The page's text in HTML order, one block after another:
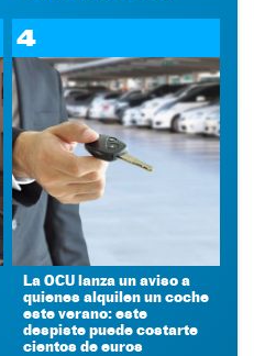
4
La OCU lanza un aviso a
quienes alquilen un coche
este verano: este
despiste puede costarte
cientos de euros